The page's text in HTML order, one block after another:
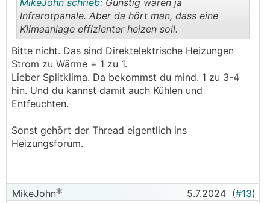
je teurer die Energie (ungeachtet wie sie
produziert wird) ist desto schneller sollte sich ein
Vollwärmeschutz amortisieren...
..
MikeJohn schrieb: Günstig wären ja
Infrarotpanale. Aber da hört man, dass eine
Klimaanlage effizienter heizen soll.
Bitte nicht. Das sind Direktelektrische Heizungen
Strom zu Wärme = 1 zu 1.
Lieber Splitklima. Da bekommst du mind. 1 zu 3-4
hin. Und du kannst damit auch Kühlen und
Entfeuchten.
Sonst gehört der Thread eigentlich ins
Heizungsforum.
MikeJohn 5.7.2024 (#13)